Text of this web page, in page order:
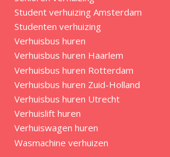
Student verhuizing Amsterdam
Studenten verhuizing
Verhuisbus huren
Verhuisbus huren Haarlem
Verhuisbus huren Rotterdam
Verhuisbus huren Zuid-Holland
Verhuisbus huren Utrecht
Verhuislift huren
Verhuiswagen huren
Wasmachine verhuizen